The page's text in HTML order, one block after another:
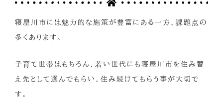
寝屋川市には魅力的な施策が豊富にある一方、課題点の
多くあります。
子育て世帯はもちろん、若い世代にも寝屋川市を住み替
え先として選んでもらい、住み続けてもらう事が大切で
す。